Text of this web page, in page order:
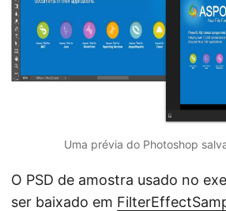
Uma prévia do Photoshop
O PSD de amostra usado no
ser baixado em